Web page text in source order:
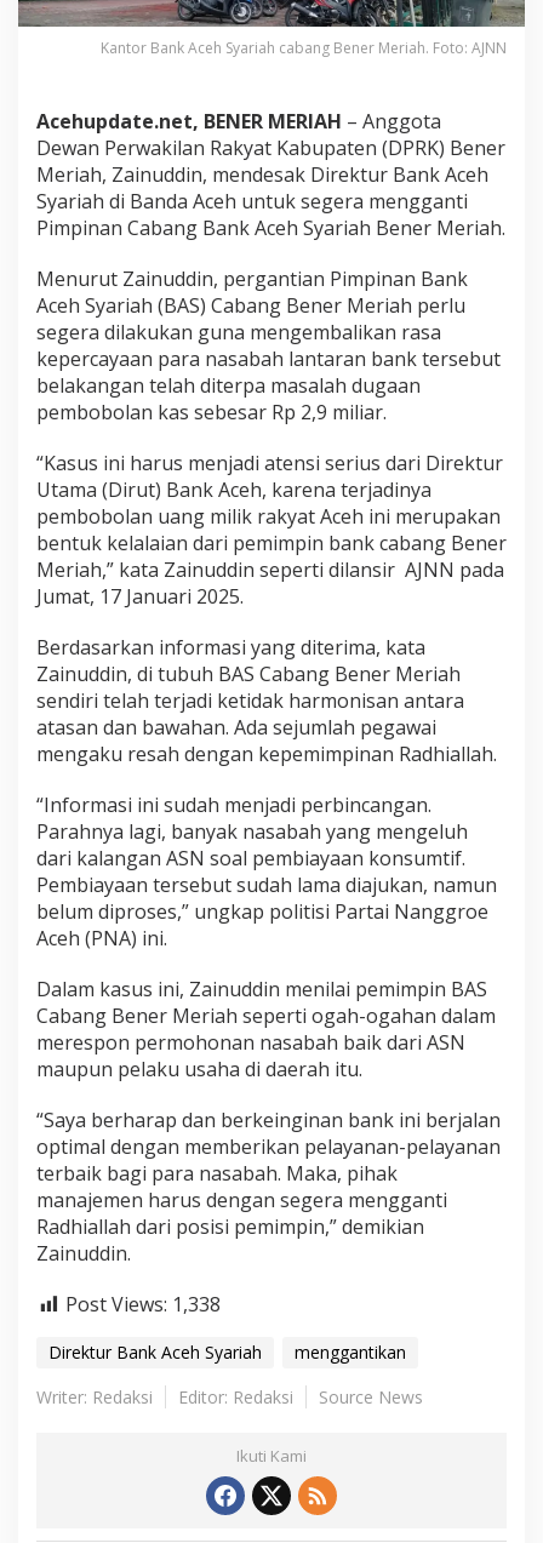
n
n
n
k
A
c
e
h
a
b
a
n
g
B
e
r
M
e
r
i
a
h
Kantor Bank Aceh Syariah cabang Bener Meriah. Foto: AJNN
Acehupdate.net, BENER MERIAH – Anggota
Dewan Perwakilan Rakyat Kabupaten (DPRK) Bener
Meriah, Zainuddin, mendesak Direktur Bank Aceh
Syariah di Banda Aceh untuk segera mengganti
Pimpinan Cabang Bank Aceh Syariah Bener Meriah.
Menurut Zainuddin, pergantian Pimpinan Bank
Aceh Syariah (BAS) Cabang Bener Meriah perlu
segera dilakukan guna mengembalikan rasa
kepercayaan para nasabah lantaran bank tersebut
belakangan telah diterpa masalah dugaan
pembobolan kas sebesar Rp 2,9 miliar.
“Kasus ini harus menjadi atensi serius dari Direktur
Utama (Dirut) Bank Aceh, karena terjadinya
pembobolan uang milik rakyat Aceh ini merupakan
bentuk kelalaian dari pemimpin bank cabang Bener
Meriah,” kata Zainuddin seperti dilansir AJNN pada
Jumat, 17 Januari 2025.
Berdasarkan informasi yang diterima, kata
Zainuddin, di tubuh BAS Cabang Bener Meriah
sendiri telah terjadi ketidak harmonisan antara
atasan dan bawahan. Ada sejumlah pegawai
mengaku resah dengan kepemimpinan Radhiallah.
“Informasi ini sudah menjadi perbincangan.
Parahnya lagi, banyak nasabah yang mengeluh
dari kalangan ASN soal pembiayaan konsumtif.
Pembiayaan tersebut sudah lama diajukan, namun
belum diproses,” ungkap politisi Partai Nanggroe
Aceh (PNA) ini.
Dalam kasus ini, Zainuddin menilai pemimpin BAS
Cabang Bener Meriah seperti ogah-ogahan dalam
merespon permohonan nasabah baik dari ASN
maupun pelaku usaha di daerah itu.
“Saya berharap dan berkeinginan bank ini berjalan
optimal dengan memberikan pelayanan-pelayanan
terbaik bagi para nasabah. Maka, pihak
manajemen harus dengan segera mengganti
Radhiallah dari posisi pemimpin,” demikian
Zainuddin.
Post Views: 1,338
Direktur Bank Aceh Syariah
menggantikan
Writer: Redaksi
Editor: Redaksi Source News
Ikuti Kami